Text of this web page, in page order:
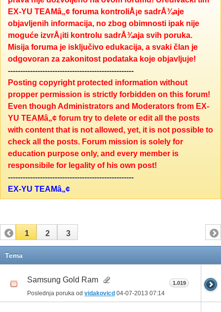
EX-YU TEAMâ„¢ foruma kontroliÅ¡e sadrÅ¾aje
objavljenih informacija, no zbog obimnosti ipak nije
moguće izvrÅ¡iti kontrolu sadrÅ¾aja svih poruka.
Misija foruma je isključivo edukacija, a svaki član je
odgovoran za zakonitost podataka koje objavljuje!
---------------------------------------------------
Posting copyright protected information without
propper permission is strictly forbidden on this forum!
Even though Administrators and Moderators from EX-
YU TEAMâ„¢ forum try to delete or edit all the posts
with content that is not allowed, yet, it is not possible to
check all the posts. Forum mission is solely for
education purpose only, and every member is
responsibile for legality of his own post!
---------------------------------------------------
EX-YU TEAMâ„¢
1 2 3
Tema
Samsung Gold Ram
Poslednja poruka od vidakovicd 04-07-2013 07:14
1.019